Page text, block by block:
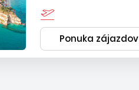
Ponuka zájazdov